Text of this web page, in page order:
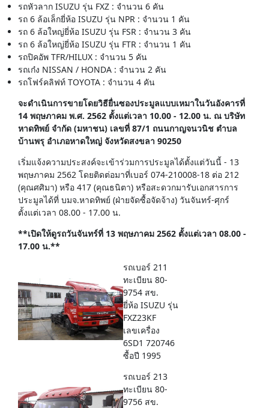
รถหัวลาก ISUZU รุ่น FXZ : จำนวน 6 คัน
รถ 6 ล้อเล็กยี่ห้อ ISUZU รุ่น NPR : จำนวน 1 คัน
รถ 6 ล้อใหญ่ยี่ห้อ ISUZU รุ่น FSR : จำนวน 3 คัน
รถ 6 ล้อใหญ่ยี่ห้อ ISUZU รุ่น FTR : จำนวน 1 คัน
รถปิคอัพ TFR/HILUX : จำนวน 5 คัน
รถเก๋ง NISSAN / HONDA : จำนวน 2 คัน
รถโฟร์คลิฟท์ TOYOTA : จำนวน 4 คัน
จะดำเนินการขายโดยวิธียื่นซองประมูลแบบเหมาในวันอังคารที่
14 พฤษภาคม พ.ศ. 2562 ตั้งแต่เวลา 10.00 - 12.00 น. ณ บริษัท
หาดทิพย์ จำกัด (มหาชน) เลขที่ 87/1 ถนนกาญจนวนิช ตำบล
บ้านพรุ อำเภอหาดใหญ่ จังหวัดสงขลา 90250
เริ่มแจ้งความประสงค์จะเข้าร่วมการประมูลได้ตั้งแต่วันนี้ - 13
พฤษภาคม 2562 โดยติดต่อมาที่เบอร์ 074-210008-18 ต่อ 212
(คุณศศิมา) หรือ 417 (คุณธนิตา) หรือสะดวกมารับเอกสารการ
ประมูลได้ที่ บมจ.หาดทิพย์ (ฝ่ายจัดซื้อจัดจ้าง) วันจันทร์-ศุกร์
ตั้งแต่เวลา 08.00 - 17.00 น.
**เปิดให้ดูรถวันจันทร์ที่ 13 พฤษภาคม 2562 ตั้งแต่เวลา 08.00 -
17.00 น.**
รถเบอร์ 211
ทะเบียน 80-
9754 สข.
ยี่ห้อ ISUZU รุ่น
FXZ23KF
เลขเครื่อง
6SD1 720746
ซื้อปี 1995
รถเบอร์ 213
ทะเบียน 80-
9756 สข.